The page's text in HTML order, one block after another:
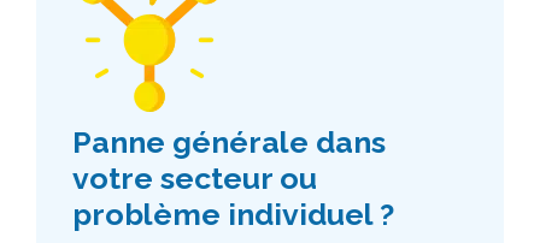
Panne générale dans
votre secteur ou
problème individuel ?